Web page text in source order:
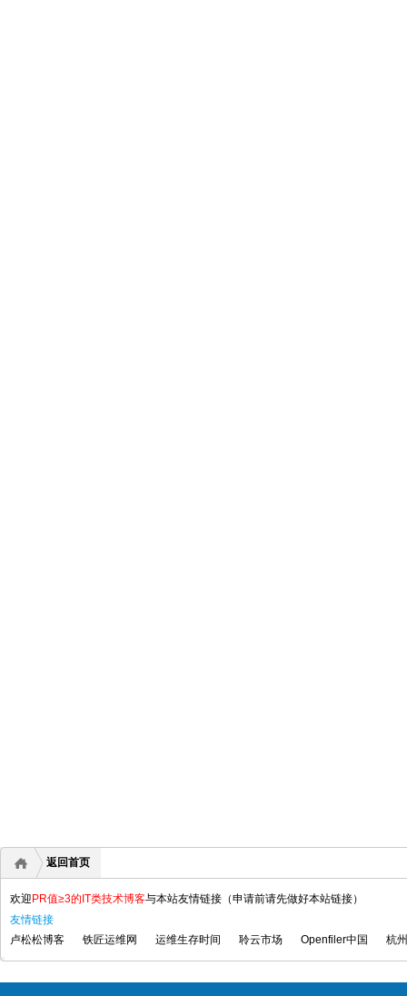
返回首页
欢迎 PR值≥3的IT类技术博客与本站友情链接（申请前请先做好本站链接）
友情链接
卢松松博客
铁匠运维网 运维生存时间 聆云市场 Openfiler中国 杭